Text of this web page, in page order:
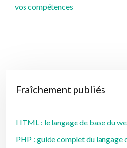
vos compétences
Fraîchement publiés
HTML : le langage de base du
PHP : guide complet du